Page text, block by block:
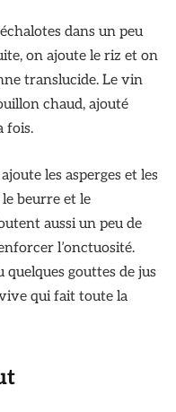
dans un peu
on ajoute le riz et on
translucide. Le vin
chaud, ajouté
fois.
les asperges et les
beurre et le
aussi un peu de
l’onctuosité.
gouttes de jus
qui fait toute la